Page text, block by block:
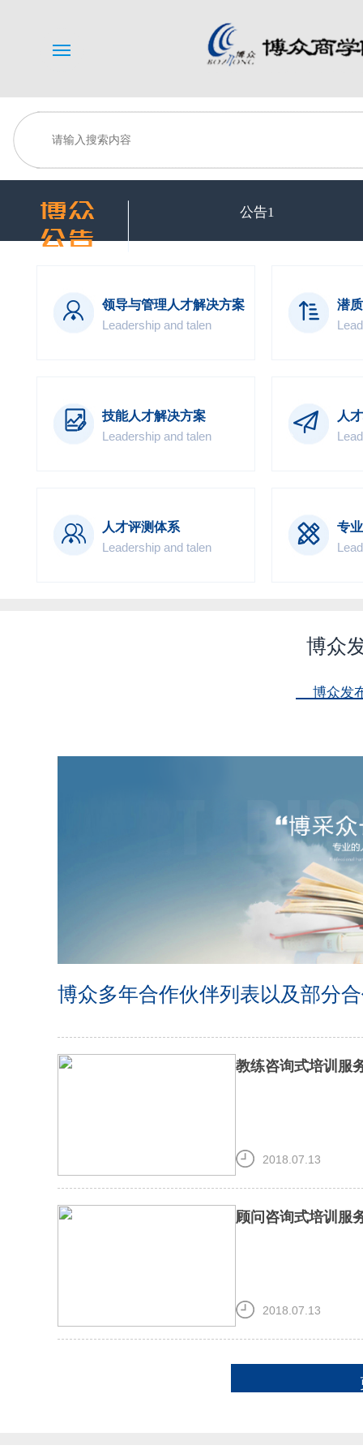
公告1
领导与管理人才解决方案
Leadership and talen
潜
技能人才解决方案
Leadership and talen
人
人才评测体系
Leadership and talen
专
博众
博众发
博众多年合作伙伴列表以及部分
教练咨询式培训服
2018.07.13
顾问咨询式培训服
2018.07.13